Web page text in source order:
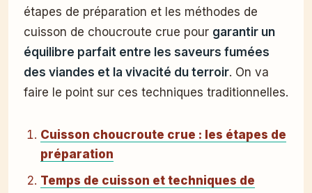
étapes de préparation et les méthodes de
cuisson de choucroute crue pour garantir un
équilibre parfait entre les saveurs fumées
des viandes et la vivacité du terroir. On va
faire le point sur ces techniques traditionnelles.
Cuisson choucroute crue : les étapes de
préparation
Temps de cuisson et techniques de